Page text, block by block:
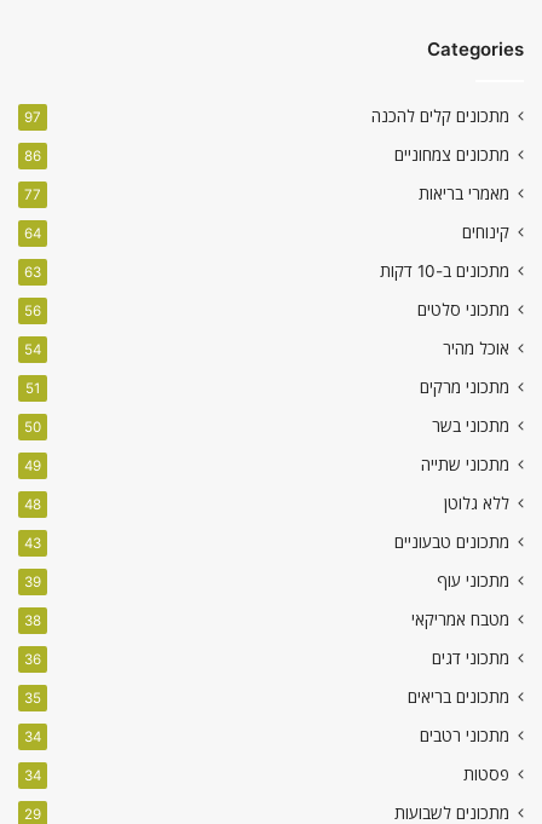
Categories
מתכונים קלים להכנה 97
מתכונים צמחוניים 86
מאמרי בריאות 77
קינוחים 64
מתכונים ב-10 דקות 63
מתכוני סלטים 56
אוכל מהיר 54
מתכוני מרקים 51
מתכוני בשר 50
מתכוני שתייה 49
ללא גלוטן 48
מתכונים טבעוניים 43
מתכוני עוף 39
מטבח אמריקאי 38
מתכוני דגים 36
מתכונים בריאים 35
מתכוני רטבים 34
פסטות 34
מתכונים לשבועות 29